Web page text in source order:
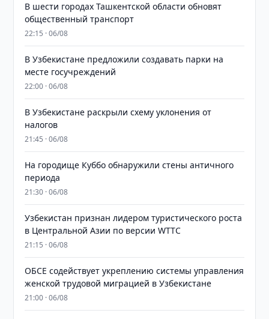
В шести городах Ташкентской области обновят
общественный транспорт
22:15 · 06/08
В Узбекистане предложили создавать парки на
месте госучреждений
22:00 · 06/08
В Узбекистане раскрыли схему уклонения от
налогов
21:45 · 06/08
На городище Куббо обнаружили стены античного
периода
21:30 · 06/08
Узбекистан признан лидером туристического роста
в Центральной Азии по версии WTTC
21:15 · 06/08
ОБСЕ содействует укреплению системы управления
женской трудовой миграцией в Узбекистане
21:00 · 06/08